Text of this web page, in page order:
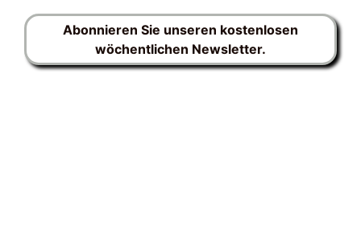
Abonnieren Sie unseren kostenlosen
wöchentlichen Newsletter.